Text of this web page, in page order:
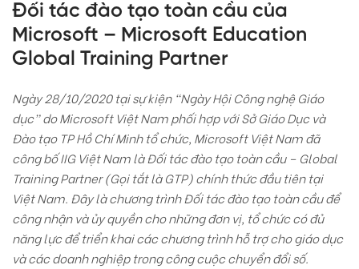
Đối tác đào tạo toàn cầu của
Microsoft – Microsoft Education
Global Training Partner
Ngày 28/10/2020 tại sự kiện “Ngày Hội Công nghệ Giáo
dục” do Microsoft Việt Nam phối hợp với Sở Giáo Dục và
Đào tạo TP Hồ Chí Minh tổ chức, Microsoft Việt Nam đã
công bố IIG Việt Nam là Đối tác đào tạo toàn cầu – Global
Training Partner (Gọi tắt là GTP) chính thức đầu tiên tại
Việt Nam. Đây là chương trình Đối tác đào tạo toàn cầu để
công nhận và ủy quyền cho những đơn vị, tổ chức có đủ
năng lực để triển khai các chương trình hỗ trợ cho giáo dục
và các doanh nghiệp trong công cuộc chuyển đổi số.